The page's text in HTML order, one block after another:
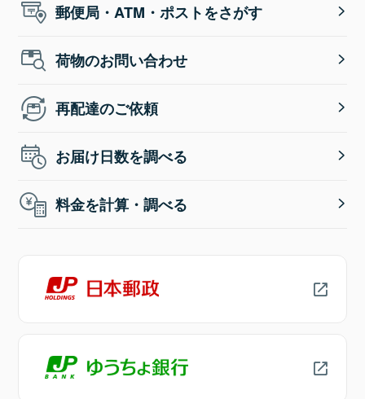
郵便局・ATM・ポストをさがす
荷物のお問い合わせ
再配達のご依頼
お届け日数を調べる
料金を計算・調べる